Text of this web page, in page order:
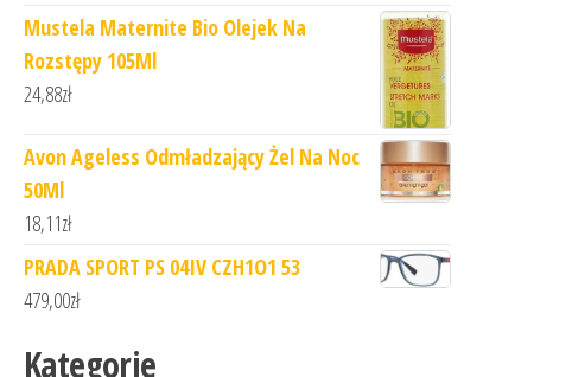
Mustela Maternite Bio Olejek Na
Rozstępy 105Ml
24,88zł
Avon Ageless Odmładzający Żel Na Noc
50Ml
18,11zł
PRADA SPORT PS 04IV CZH1O1 53
479,00zł
Kategorie